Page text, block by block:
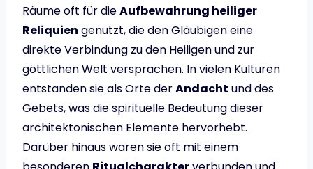
Räume oft für dieAufbewahrung heiliger
Reliquien genutzt, die den Gläubigen eine
direkte Verbindung zu den Heiligen und zur
göttlichen Welt versprachen. In vielen Kulturen
entstanden sie als Orte derAndacht und des
Gebets, was die spirituelle Bedeutung dieser
architektonischen Elemente hervorhebt.
Darüber hinaus waren sie oft mit einem